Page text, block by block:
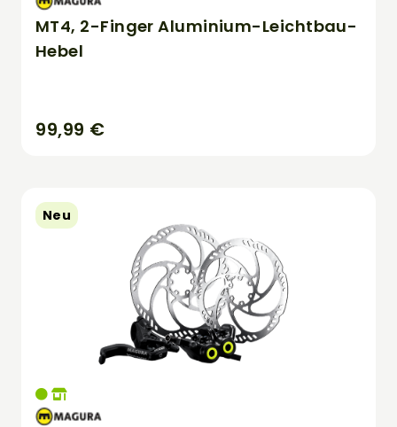
MT4, 2-Finger Aluminium-Leichtbau-
Hebel
99,99 €
Neu